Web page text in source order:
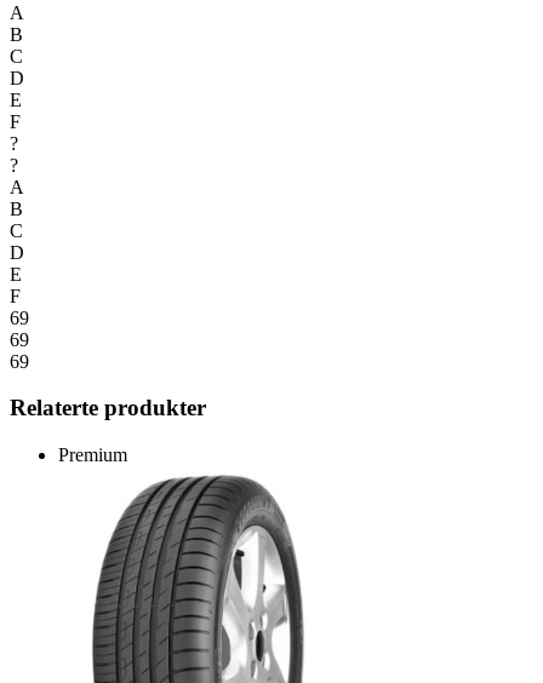
A
B
C
D
E
F
?
?
A
B
C
D
E
F
69
69
69
Relaterte produkter
Premium